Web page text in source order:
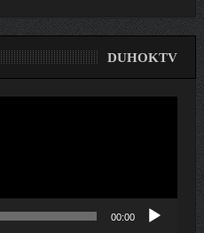
DUHOKTV
00:00